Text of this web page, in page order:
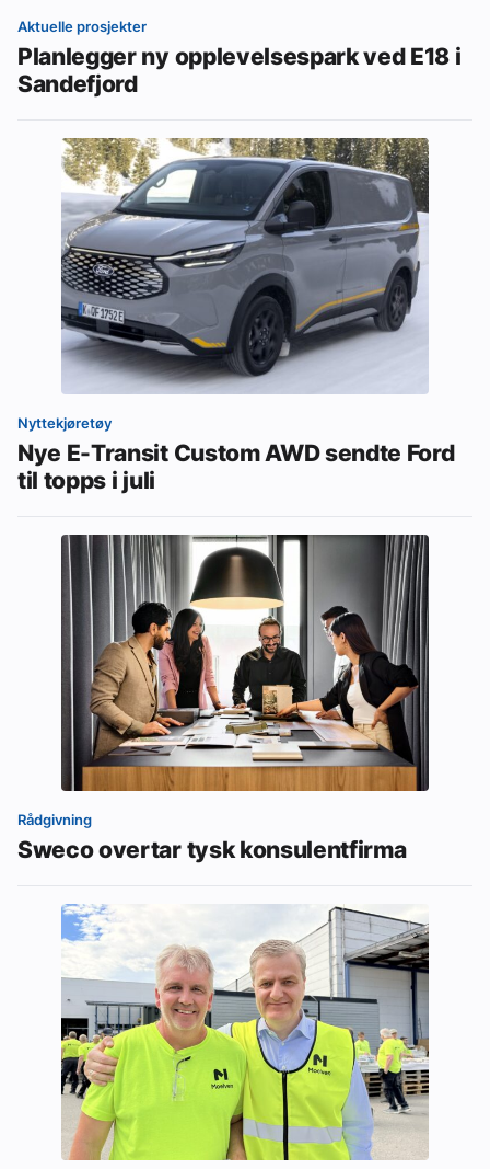
Aktuelle prosjekter
Planlegger ny opplevelsespark ved E18 i
Sandefjord
Nyttekjøretøy
Nye E-Transit Custom AWD sendte Ford
til topps i juli
Rådgivning
Sweco overtar tysk konsulentfirma